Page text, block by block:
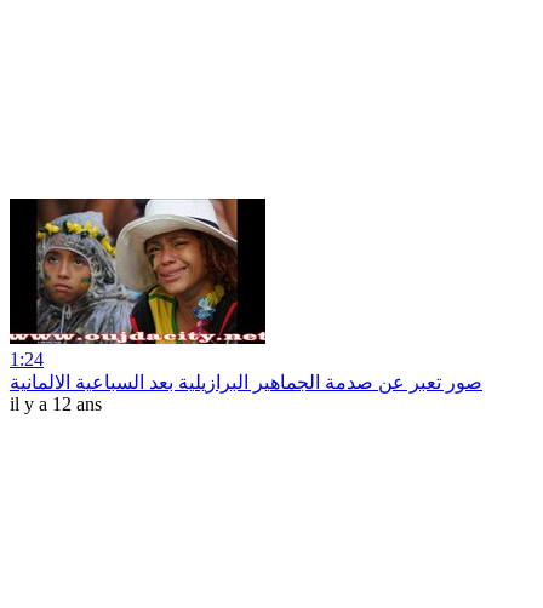
1:24
صور تعبر عن صدمة الجماهير البرازيلية بعد السباعية الالمانية
il y a 12 ans